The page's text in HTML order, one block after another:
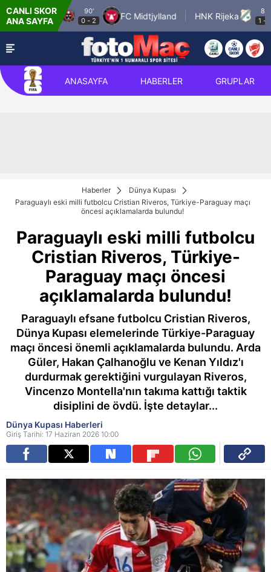
CANLI SKOR
ANA SAYFA
Dublin
90'
0-2 FC Midtjylland HNK Rijeka
89'
1-0
ANASAYFA HABERLER GRUPLAR
Haberler
Dünya Kupası
Paraguaylı eski milli futbolcu Cristian Riveros, Türkiye-Paraguay maçı
öncesi açıklamalarda bulundu!
Paraguaylı eski milli futbolcu
Cristian Riveros, Türkiye-
Paraguay maçı öncesi
açıklamalarda bulundu!
Paraguaylı efsane futbolcu Cristian Riveros,
Dünya Kupası elemelerinde Türkiye-Paraguay
maçı öncesi önemli açıklamalarda bulundu. Arda
Güler, Hakan Çalhanoğlu ve Kenan Yıldız'ı
durdurmak gerektiğini vurgulayan Riveros,
Vincenzo Montella'nın takıma kattığı taktik
disiplini de övdü. İşte detaylar...
Dünya Kupası Haberleri
Giriş Tarihi: 17 Haziran 2026 10:00